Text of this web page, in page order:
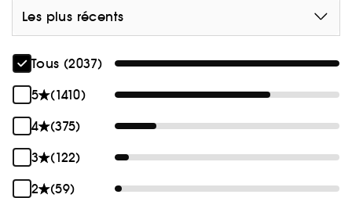
Les plus récents
Tous (2037)
5
(1410)
4
(375)
3
(122)
2
(59)